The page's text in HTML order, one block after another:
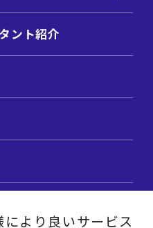
ント紹介
より良いサービス